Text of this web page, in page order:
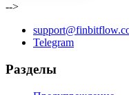
-->
Telegram
Разделы